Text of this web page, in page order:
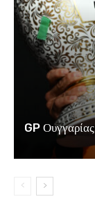
GP